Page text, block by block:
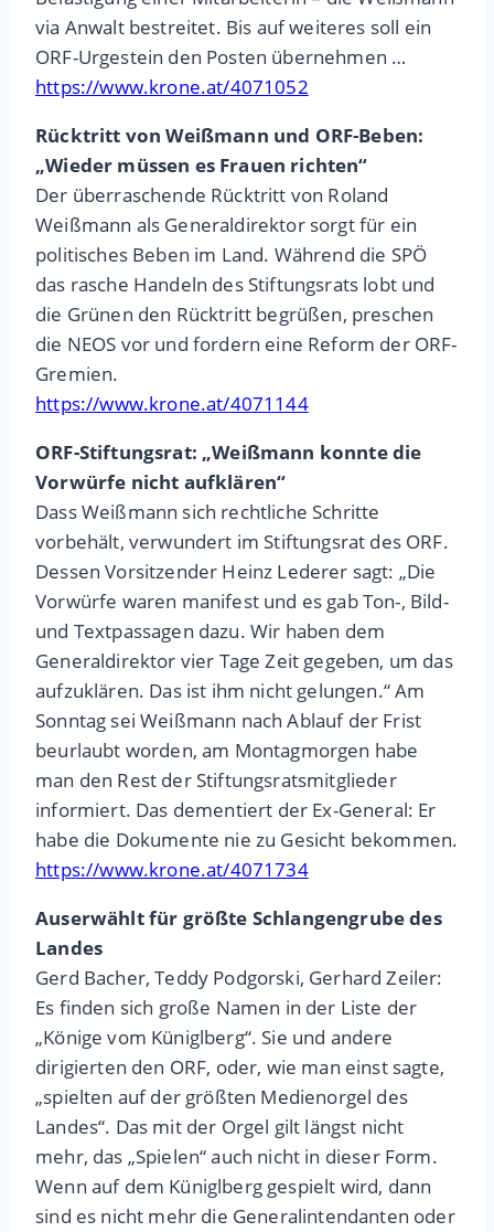
via Anwalt bestreitet. Bis auf weiteres soll ein
ORF-Urgestein den Posten übernehmen …
https://www.krone.at/4071052
Rücktritt von Weißmann und ORF-Beben:
„Wieder müssen es Frauen richten“
Der überraschende Rücktritt von Roland
Weißmann als Generaldirektor sorgt für ein
politisches Beben im Land. Während die SPÖ
das rasche Handeln des Stiftungsrats lobt und
die Grünen den Rücktritt begrüßen, preschen
die NEOS vor und fordern eine Reform der ORF-
Gremien.
https://www.krone.at/4071144
ORF-Stiftungsrat: „Weißmann konnte die
Vorwürfe nicht aufklären“
Dass Weißmann sich rechtliche Schritte
vorbehält, verwundert im Stiftungsrat des ORF.
Dessen Vorsitzender Heinz Lederer sagt: „Die
Vorwürfe waren manifest und es gab Ton-, Bild-
und Textpassagen dazu. Wir haben dem
Generaldirektor vier Tage Zeit gegeben, um das
aufzuklären. Das ist ihm nicht gelungen.“ Am
Sonntag sei Weißmann nach Ablauf der Frist
beurlaubt worden, am Montagmorgen habe
man den Rest der Stiftungsratsmitglieder
informiert. Das dementiert der Ex-General: Er
habe die Dokumente nie zu Gesicht bekommen.
https://www.krone.at/4071734
Auserwählt für größte Schlangengrube des
Landes
Gerd Bacher, Teddy Podgorski, Gerhard Zeiler:
Es finden sich große Namen in der Liste der
„Könige vom Küniglberg“. Sie und andere
dirigierten den ORF, oder, wie man einst sagte,
„spielten auf der größten Medienorgel des
Landes“. Das mit der Orgel gilt längst nicht
mehr, das „Spielen“ auch nicht in dieser Form.
Wenn auf dem Küniglberg gespielt wird, dann
sind es nicht mehr die Generalintendanten oder